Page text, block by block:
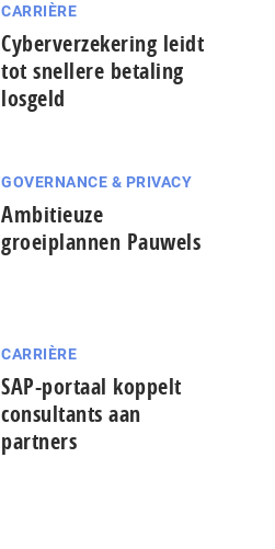
CARRIÈRE
Cyberverzekering leidt
tot snellere betaling
losgeld
GOVERNANCE & PRIVACY
Ambitieuze
groeiplannen Pauwels
CARRIÈRE
SAP-portaal koppelt
consultants aan
partners